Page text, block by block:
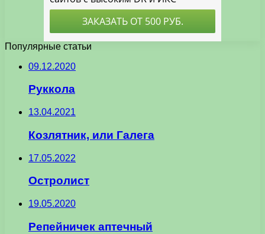
Популярные статьи
09.12.2020
Руккола
13.04.2021
Козлятник, или Галега
17.05.2022
Остролист
19.05.2020
Репейничек аптечный